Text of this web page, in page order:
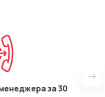
за 30